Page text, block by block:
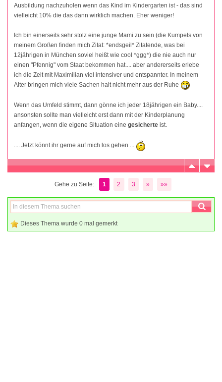
Ausbildung nachzuholen wenn das Kind im Kindergarten ist - das sind
vielleicht 10% die das dann wirklich machen. Eher weniger!
Ich bin einerseits sehr stolz eine junge Mami zu sein (die Kumpels von
meinem Großen finden mich Zitat: *endsgeil* Zitatende, was bei
12jährigen in München soviel heißt wie cool *ggg*) die nie auch nur
einen "Pfennig" vom Staat bekommen hat.... aber andererseits erlebe
ich die Zeit mit Maximilian viel intensiver und entspannter. In meinem
Alter bringen mich viele Sachen halt nicht mehr aus der Ruhe
Wenn das Umfeld stimmt, dann gönne ich jeder 18jährigen ein Baby....
ansonsten sollte man vielleicht erst dann mit der Kinderplanung
anfangen, wenn die eigene Situation eine gesicherte ist.
.... Jetzt könnt ihr gerne auf mich los gehen ...
Gehe zu Seite: 1 2 3 » »»
Dieses Thema wurde 0 mal gemerkt